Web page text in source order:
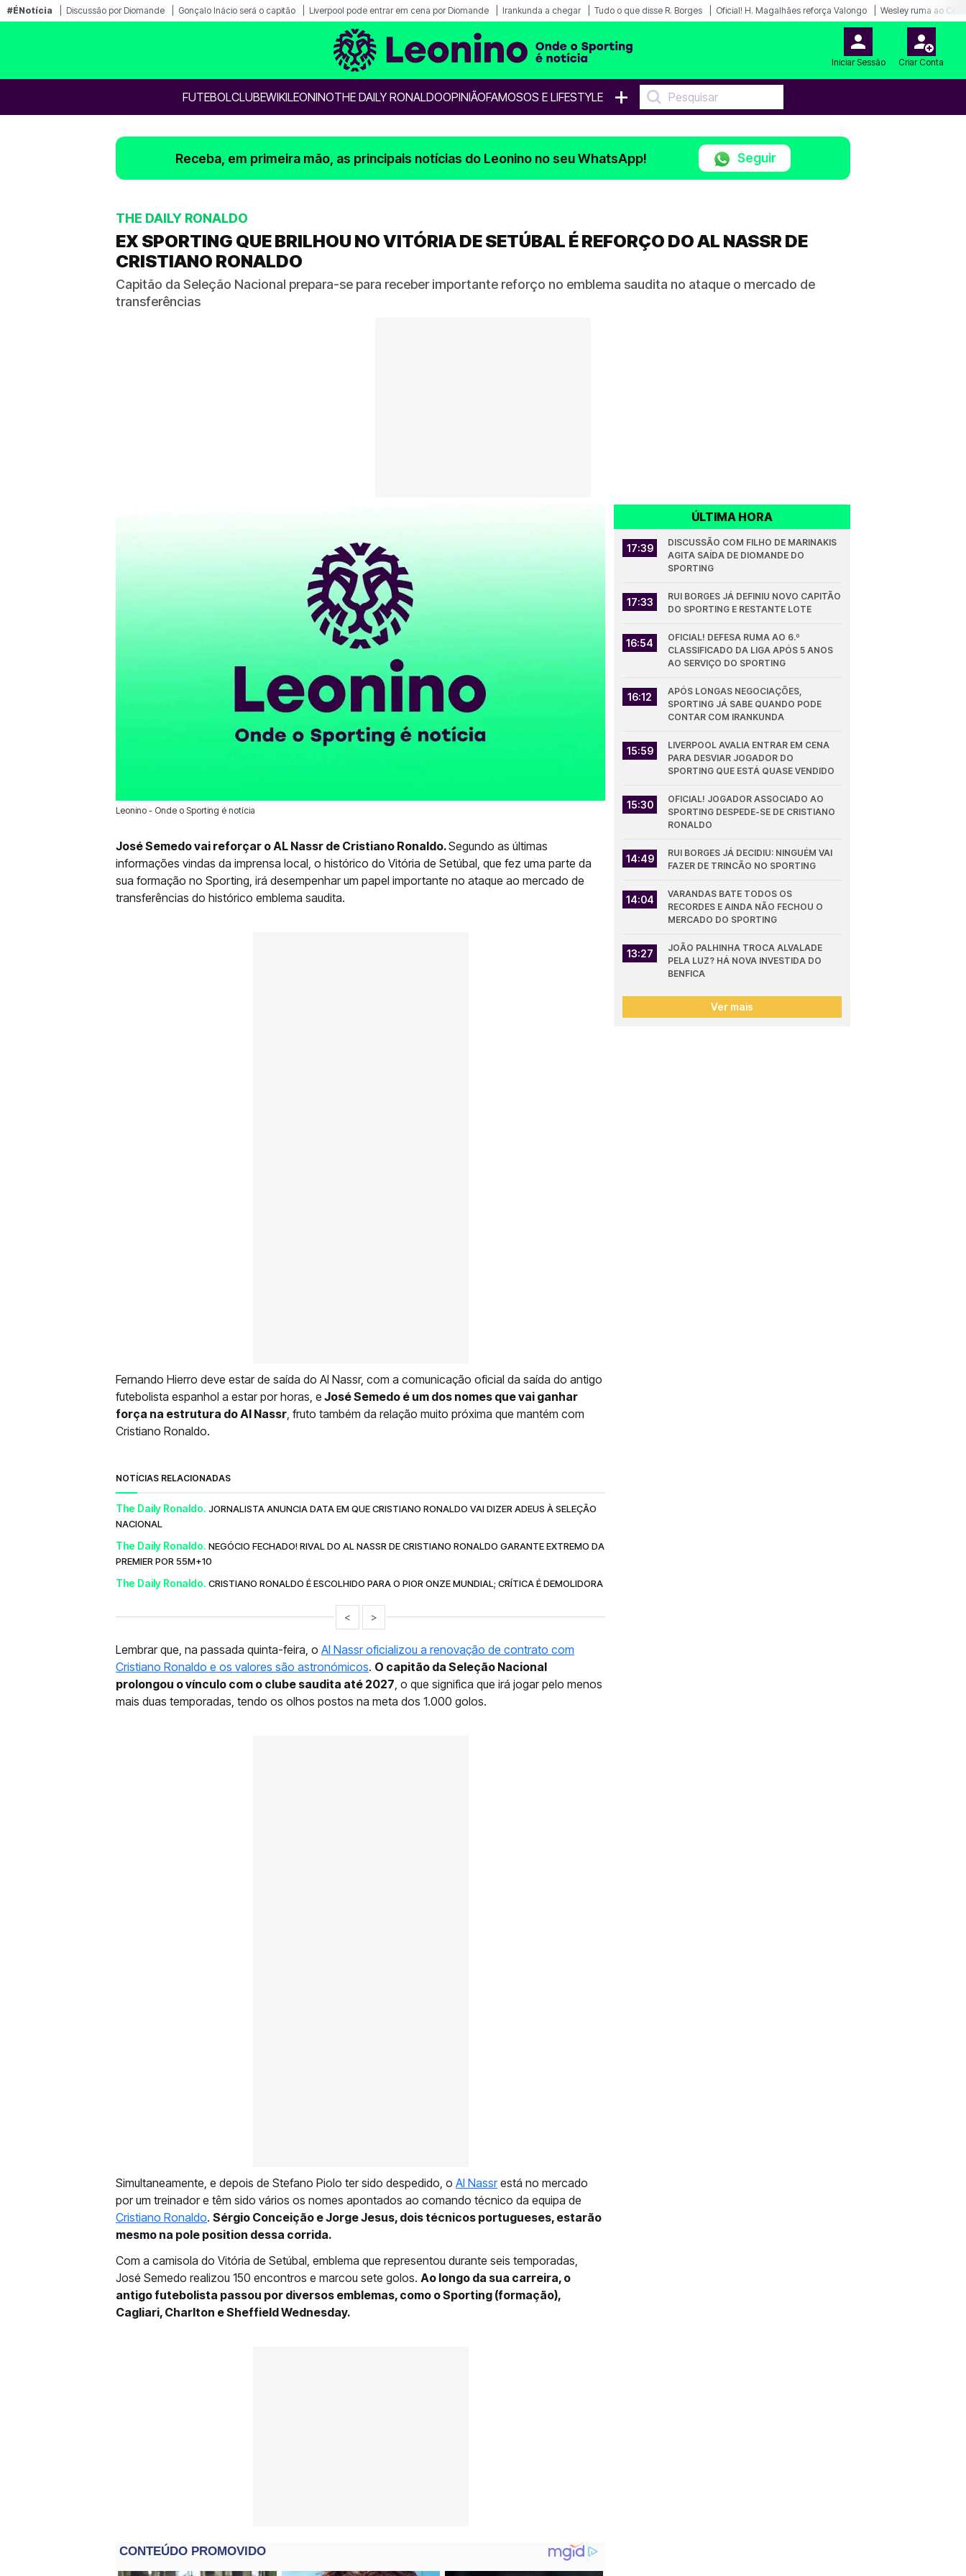
#ÉNotícia Discussão por Diomande Gonçalo Inácio será o capitão Liverpool pode entrar em cena por Diomande Irankunda a chegar Tudo o que disse R. Borges Oficial! H. Magalhães reforça Valongo Wesley ruma ao
Iniciar Sessão Criar Conta
FUTEBOLCLUBEWIKILEONINOTHE DAILY RONALDOOPINIÃOFAMOSOS E LIFESTYLE +
Receba, em primeira mão, as principais notícias do Leonino no seu WhatsApp! Seguir
THE DAILY RONALDO
EX SPORTING QUE BRILHOU NO VITÓRIA DE SETÚBAL É REFORÇO DO AL NASSR DE
CRISTIANO RONALDO
Capitão da Seleção Nacional prepara-se para receber importante reforço no emblema saudita no ataque o mercado de
transferências
Leonino - Onde o Sporting é notícia
27 Jun 2025 | 12:04 | 0
José Semedo vai reforçar o AL Nassr de Cristiano Ronaldo.Segundo as últimas
informações vindas da imprensa local, o histórico do Vitória de Setúbal, que fez uma parte da
sua formação no Sporting, irá desempenhar um papel importante no ataque ao mercado de
transferências do histórico emblema saudita.
Fernando Hierro deve estar de saída do Al Nassr, com a comunicação oficial da saída do antigo
futebolista espanhol a estar por horas, e José Semedo é um dos nomes que vai ganhar
força na estrutura do Al Nassr , fruto também da relação muito próxima que mantém com
Cristiano Ronaldo.
NOTÍCIAS RELACIONADAS
The Daily Ronaldo. JORNALISTA ANUNCIA DATA EM QUE CRISTIANO RONALDO VAI DIZER ADEUS À SELEÇÃO
NACIONAL
The Daily Ronaldo. NEGÓCIO FECHADO! RIVAL DO AL NASSR DE CRISTIANO RONALDO GARANTE EXTREMO DA
PREMIER POR 55M+10
The Daily Ronaldo. CRISTIANO RONALDO É ESCOLHIDO PARA O PIOR ONZE MUNDIAL; CRÍTICA É DEMOLIDORA
< >
Lembrar que, na passada quinta-feira, o Al Nassr oficializou a renovação de contrato com
Cristiano Ronaldo e os valores são astronómicos. O capitão da Seleção Nacional
prolongou o vínculo com o clube saudita até 2027 , o que significa que irá jogar pelo menos
mais duas temporadas, tendo os olhos postos na meta dos 1.000 golos.
Simultaneamente, e depois de Stefano Piolo ter sido despedido, o Al Nassrestá no mercado
por um treinador e têm sido vários os nomes apontados ao comando técnico da equipa de
Cristiano Ronaldo. Sérgio Conceição e Jorge Jesus, dois técnicos portugueses, estarão
mesmo na pole position dessa corrida.
Com a camisola do Vitória de Setúbal, emblema que representou durante seis temporadas,
José Semedo realizou 150 encontros e marcou sete golos. Ao longo da sua carreira, o
antigo futebolista passou por diversos emblemas, como o Sporting (formação),
Cagliari, Charlton e Sheffield Wednesday.
ÚLTIMA HORA
17:39
DISCUSSÃO COM FILHO DE MARINAKIS
AGITA SAÍDA DE DIOMANDE DO
SPORTING
17:33
RUI BORGES JÁ DEFINIU NOVO CAPITÃO
DO SPORTING E RESTANTE LOTE
16:54
OFICIAL! DEFESA RUMA AO 6.º
CLASSIFICADO DA LIGA APÓS 5 ANOS
AO SERVIÇO DO SPORTING
16:12
APÓS LONGAS NEGOCIAÇÕES,
SPORTING JÁ SABE QUANDO PODE
CONTAR COM IRANKUNDA
15:59
LIVERPOOL AVALIA ENTRAR EM CENA
PARA DESVIAR JOGADOR DO
SPORTING QUE ESTÁ QUASE VENDIDO
15:30
OFICIAL! JOGADOR ASSOCIADO AO
SPORTING DESPEDE-SE DE CRISTIANO
RONALDO
14:49
RUI BORGES JÁ DECIDIU: NINGUÉM VAI
FAZER DE TRINCÃO NO SPORTING
14:04
VARANDAS BATE TODOS OS
RECORDES E AINDA NÃO FECHOU O
MERCADO DO SPORTING
13:27
JOÃO PALHINHA TROCA ALVALADE
PELA LUZ? HÁ NOVA INVESTIDA DO
BENFICA
Ver mais